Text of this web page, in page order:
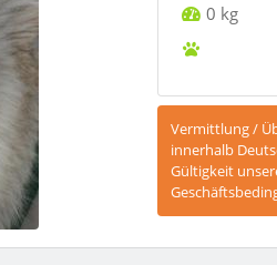
0 kg
Vermittlung /
innerhalb
Gültigkeit